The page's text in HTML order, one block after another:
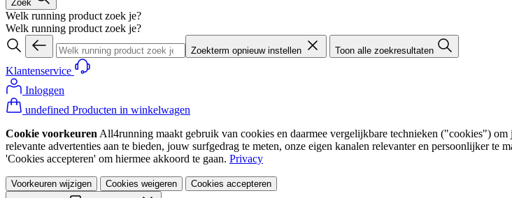
Zoek
Welk running product zoek je?
Welk running product zoek je?
Zoekterm opnieuw instellen Toon alle zoekresultaten
Klantenservice
Inloggen
undefined Producten in winkelwagen
Cookie voorkeuren All4running maakt gebruik van cookies en daarmee vergelijkbare technieken ("cookies")
relevante advertenties aan te bieden, jouw surfgedrag te meten, onze eigen kanalen relevanter en persoonlijker
'Cookies accepteren' om hiermee akkoord te gaan. Privacy
Voorkeuren wijzigen Cookies weigeren Cookies accepteren